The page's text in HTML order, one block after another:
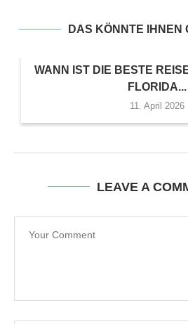
DAS KÖNNTE IHNEN
WANN IST DIE BESTE
FLORIDA...
11. April 2026
LEAVE A